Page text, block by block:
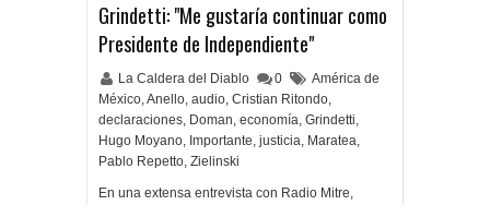
Grindetti: "Me gustaría continuar como
Presidente de Independiente"
La Caldera del Diablo 0
América de
México,Anello, audio, Cristian Ritondo,
declaraciones, Doman, economía, Grindetti,
Hugo Moyano, Importante, justicia, Maratea,
Pablo Repetto, Zielinski
En una extensa entrevista con Radio Mitre,